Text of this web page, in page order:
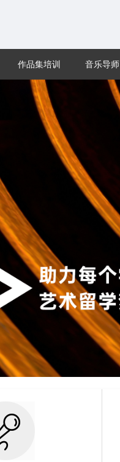
作品集培训 音乐导师